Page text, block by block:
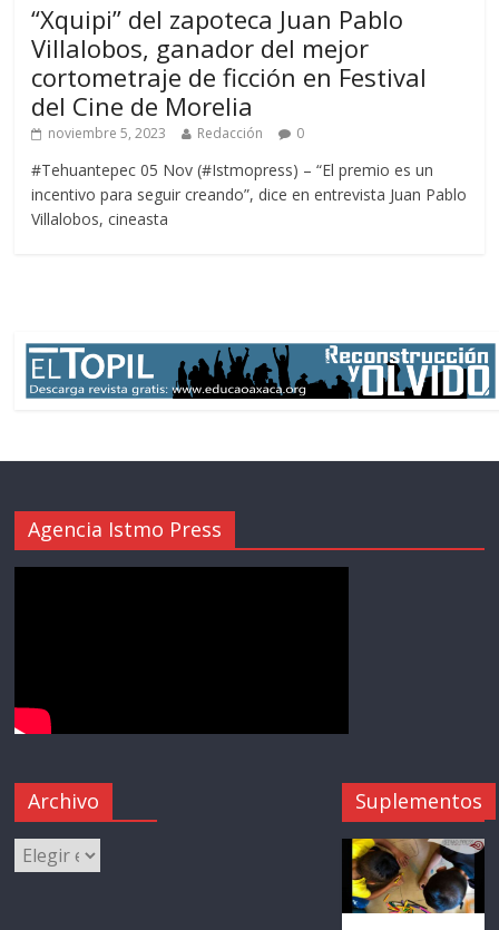
“Xquipi” del zapoteca Juan Pablo
Villalobos, ganador del mejor
cortometraje de ficción en Festival
del Cine de Morelia
noviembre 5, 2023 Redacción 0
#Tehuantepec 05 Nov (#Istmopress) – “El premio es un
incentivo para seguir creando”, dice en entrevista Juan Pablo
Villalobos, cineasta
Agencia Istmo Press
Archivo Suplementos